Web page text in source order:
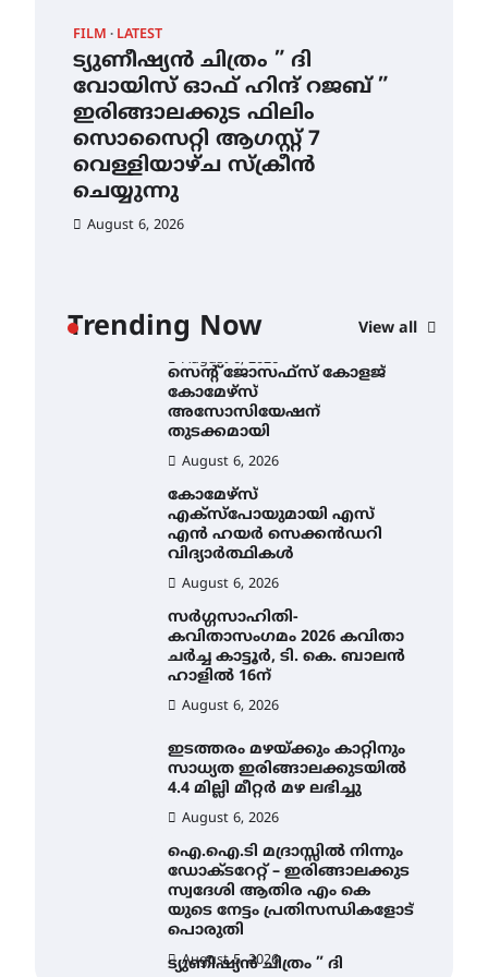
FILM LATEST
ട്യുണീഷ്യൻ ചിത്രം ” ദി
വോയിസ് ഓഫ് ഹിന്ദ് റജബ് ”
ഇരിങ്ങാലക്കുട ഫിലിം
സൊസൈറ്റി ആഗസ്റ്റ് 7
വെള്ളിയാഴ്ച സ്‌ക്രീൻ
ചെയ്യുന്നു
August 6, 2026
Trending Now View all
4.4 മില്ലി മീറ്റർ മഴ ലഭിച്ചു
August 6, 2026
ഐ.ഐ.ടി മദ്രാസ്സിൽ നിന്നും
ഡോക്ടറേറ്റ് – ഇരിങ്ങാലക്കുട
സ്വദേശി ആതിര എം കെ
യുടെ നേട്ടം പ്രതിസന്ധികളോട്
പൊരുതി
August 5, 2026
ട്യുണീഷ്യൻ ചിത്രം ” ദി
ചെയ്യുന്നു
August 6, 2026
സെന്റ് ജോസഫ്സ് കോളജ്
കോമേഴ്‌സ്
അസോസിയേഷന്
തുടക്കമായി
August 6, 2026
കോമേഴ്സ്
എക്സ്പോയുമായി എസ്
എൻ ഹയർ സെക്കൻഡറി
വിദ്യാർത്ഥികൾ
August 6, 2026
സർഗ്ഗസാഹിതി-
കവിതാസംഗമം 2026 കവിതാ
ചർച്ച കാട്ടൂർ, ടി. കെ. ബാലൻ
ഹാളിൽ 16ന്
August 6, 2026
ഇടത്തരം മഴയ്ക്കും കാറ്റിനും
സാധ്യത ഇരിങ്ങാലക്കുടയിൽ
4.4 മില്ലി മീറ്റർ മഴ ലഭിച്ചു
August 6, 2026
ഐ.ഐ.ടി മദ്രാസ്സിൽ നിന്നും
ഡോക്ടറേറ്റ് – ഇരിങ്ങാലക്കുട
സ്വദേശി ആതിര എം കെ
യുടെ നേട്ടം പ്രതിസന്ധികളോട്
പൊരുതി
August 5, 2026
ട്യുണീഷ്യൻ ചിത്രം ” ദി